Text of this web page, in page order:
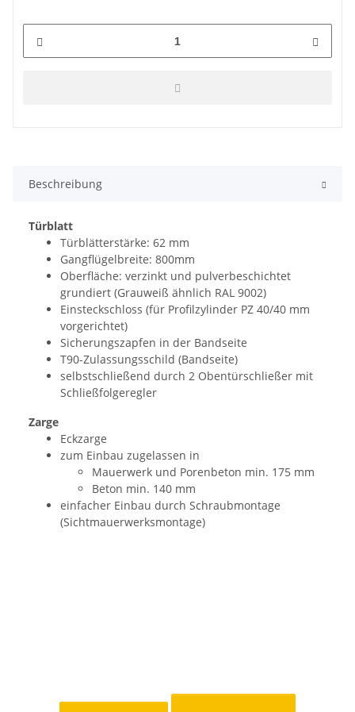
Beschreibung
Türblatt
Türblätterstärke: 62 mm
Gangflügelbreite: 800mm
Oberfläche: verzinkt und pulverbeschichtet
grundiert (Grauweiß ähnlich RAL 9002)
Einsteckschloss (für Profilzylinder PZ 40/40 mm
vorgerichtet)
Sicherungszapfen in der Bandseite
T90-Zulassungsschild (Bandseite)
selbstschließend durch 2 Obentürschließer mit
Schließfolgeregler
Zarge
Eckzarge
zum Einbau zugelassen in
Mauerwerk und Porenbeton min. 175 mm
Beton min. 140 mm
einfacher Einbau durch Schraubmontage
(Sichtmauerwerksmontage)